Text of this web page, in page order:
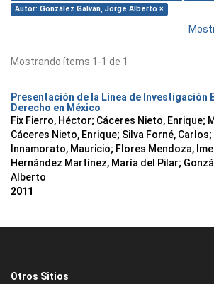
Autor: González Galván, Jorge Alberto ×
Mostrando ítems 1-1 de 1
Presentación de la Línea de Investigación
Derecho en México
Fix Fierro, Héctor; Cáceres Nieto, Enrique;
Cáceres Nieto, Enrique; Silva Forné, Carlos;
Innamorato, Mauricio; Flores Mendoza,
Hernández Martínez, María del Pilar;
Alberto
2011
Otros Sitios